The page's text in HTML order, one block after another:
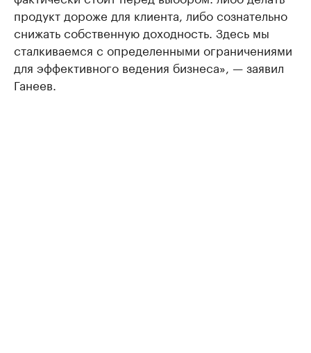
продукт дороже для клиента, либо сознательно
снижать собственную доходность. Здесь мы
сталкиваемся с определенными ограничениями
для эффективного ведения бизнеса», — заявил
Ганеев.